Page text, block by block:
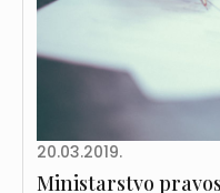
20.03.2019.
Ministarstvo